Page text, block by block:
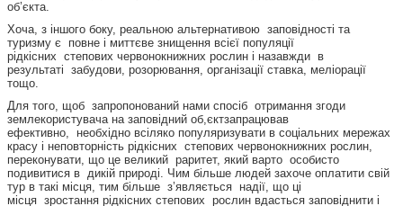
об’єкта.
Хоча, з іншого боку, реальною альтернативою заповідності та
туризму є повне і миттєве знищення всієї популяції
рідкісних степових червонокнижних рослин і назавжди в
результаті забудови, розорювання, організації ставка, меліорації
тощо.
Для того, щоб запропонований нами спосіб отримання згоди
землекористувача на заповідний об,єктзапрацював
ефективно, необхідно всіляко популяризувати в соціальних мережах
красу і неповторність рідкісних степових червонокнижних рослин,
переконувати, що це великий раритет, який варто особисто
подивитися в дикій природі. Чим більше людей захоче оплатити свій
тур в такі місця, тим більше з’являється надії, що ці
місця зростання рідкісних степових рослин вдасться заповіднити і